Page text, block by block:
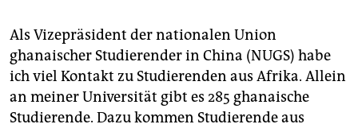
Als Vizepräsident der nationalen Union
ghanaischer Studierender in China (NUGS) habe
ich viel Kontakt zu Studierenden aus Afrika. Allein
an meiner Universität gibt es 285 ghanaische
Studierende. Dazu kommen Studierende aus